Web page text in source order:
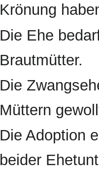
Krönung
Die Ehe
Brautmütter.
Die
Müttern
Die Adoption
beider